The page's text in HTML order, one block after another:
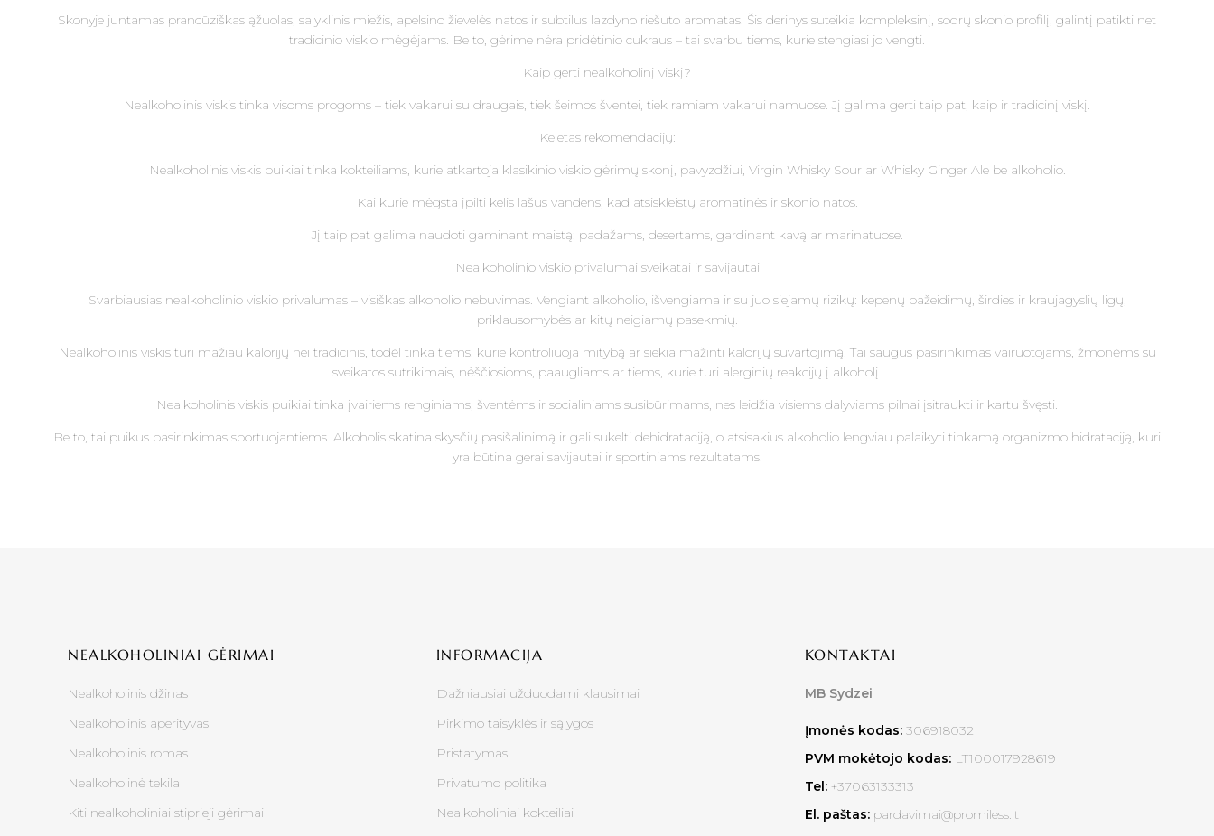
Skonyje juntamas prancūziškas ąžuolas, salyklinis miežis, apelsino žievelės natos ir subtilus lazdyno riešuto aromatas. Šis derinys suteikia kompleksinį, sodrų skonio profilį, galintį patikti net
tradicinio viskio mėgėjams. Be to, gėrime nėra pridėtinio cukraus – tai svarbu tiems, kurie stengiasi jo vengti.
Kaip gerti nealkoholinį viskį?
Nealkoholinis viskis tinka visoms progoms – tiek vakarui su draugais, tiek šeimos šventei, tiek ramiam vakarui namuose. Jį galima gerti taip pat, kaip ir tradicinį viskį.
Keletas rekomendacijų:
Nealkoholinis viskis puikiai tinka kokteiliams, kurie atkartoja klasikinio viskio gėrimų skonį, pavyzdžiui, Virgin Whisky Sour ar Whisky Ginger Ale be alkoholio.
Kai kurie mėgsta įpilti kelis lašus vandens, kad atsiskleistų aromatinės ir skonio natos.
Jį taip pat galima naudoti gaminant maistą: padažams, desertams, gardinant kavą ar marinatuose.
Nealkoholinio viskio privalumai sveikatai ir savijautai
Svarbiausias nealkoholinio viskio privalumas – visiškas alkoholio nebuvimas. Vengiant alkoholio, išvengiama ir su juo siejamų rizikų: kepenų pažeidimų, širdies ir kraujagyslių ligų,
priklausomybės ar kitų neigiamų pasekmių.
Nealkoholinis viskis turi mažiau kalorijų nei tradicinis, todėl tinka tiems, kurie kontroliuoja mitybą ar siekia mažinti kalorijų suvartojimą. Tai saugus pasirinkimas vairuotojams, žmonėms su
sveikatos sutrikimais, nėščiosioms, paaugliams ar tiems, kurie turi alerginių reakcijų į alkoholį.
Nealkoholinis viskis puikiai tinka įvairiems renginiams, šventėms ir socialiniams susibūrimams, nes leidžia visiems dalyviams pilnai įsitraukti ir kartu švęsti.
Be to, tai puikus pasirinkimas sportuojantiems. Alkoholis skatina skysčių pasišalinimą ir gali sukelti dehidrataciją, o atsisakius alkoholio lengviau palaikyti tinkamą organizmo hidrataciją, kuri
yra būtina gerai savijautai ir sportiniams rezultatams.
NEALKOHOLINIAI GĖRIMAI
Nealkoholinis džinas
Nealkoholinis aperityvas
Nealkoholinis romas
Nealkoholinė tekila
Kiti nealkoholiniai stiprieji gėrimai
INFORMACIJA
Dažniausiai užduodami klausimai
Pirkimo taisyklės ir sąlygos
Pristatymas
Privatumo politika
Nealkoholiniai kokteiliai
KONTAKTAI
MB Sydzei
Įmonės kodas: 306918032
PVM mokėtojo kodas: LT100017928619
Tel:+37063133313
El. paštas:pardavimai@promiless.lt